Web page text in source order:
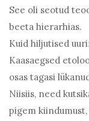
See oli seotud
beeta hierarhias.
Kuid hiljutised
Kaasaegsed
osas tagasi
Niisiis, need
pigem